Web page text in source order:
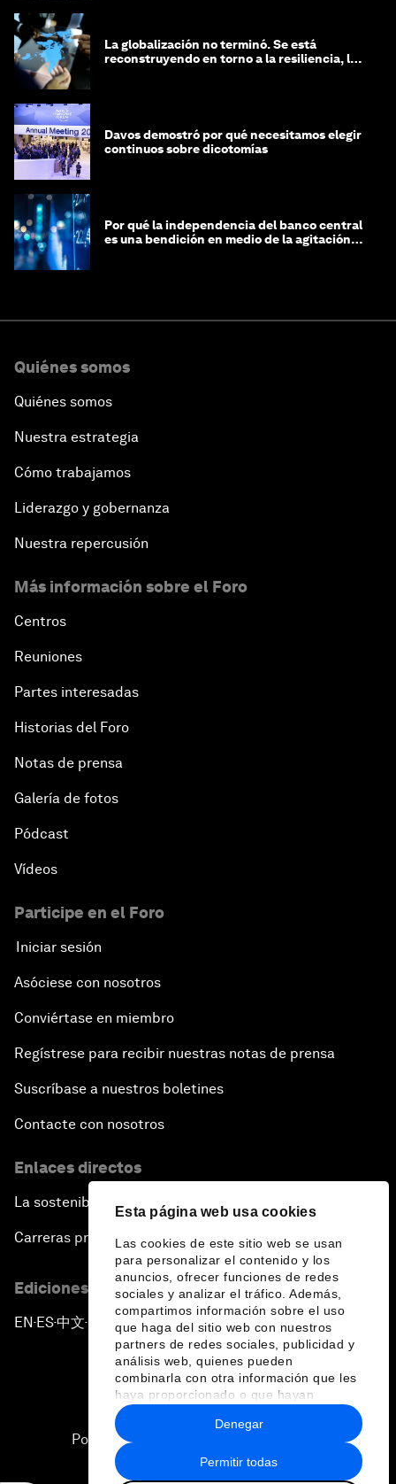
Esta página web usa cookies
Las cookies de este sitio web se usan
para personalizar el contenido y los
anuncios, ofrecer funciones de redes
sociales y analizar el tráfico. Además,
compartimos información sobre el uso
que haga del sitio web con nuestros
partners de redes sociales, publicidad y
análisis web, quienes pueden
combinarla con otra información que les
haya proporcionado o que hayan
recopilado a partir del uso que haya
hecho de sus servicios.
Permitir todas
Denegar
La globalización no terminó. Se está
reconstruyendo en torno a la resiliencia, las
Davos demostró por qué necesitamos elegir
continuos sobre dicotomías
Por qué la independencia del banco central
es una bendición en medio de la agitación
Quiénes somos
Quiénes somos
Nuestra estrategia
Cómo trabajamos
Liderazgo y gobernanza
Nuestra repercusión
Más información sobre el Foro
Centros
Reuniones
Partes interesadas
Historias del Foro
Notas de prensa
Galería de fotos
Pódcast
Vídeos
Participe en el Foro
Iniciar sesión
Asóciese con nosotros
Conviértase en miembro
Regístrese para recibir nuestras notas de prensa
Suscríbase a nuestros boletines
Contacte con nosotros
Enlaces directos
La sostenibilidad en el Foro
Carreras profesionales
Ediciones en otros idiomas
EN ▪ES▪中文▪ 日本語
Política de privacidad y normas de uso
Sitemap